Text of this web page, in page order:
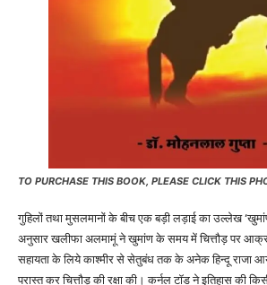
TO PURCHASE THIS BOOK, PLEASE CLICK THIS
गुहिलों तथा मुसलमानों के बीच एक बड़ी लड़ाई का उल्लेख
अनुसार खलीफा अलमामूं ने खुमांण के समय में चित्तौड़ पर
सहायता के लिये काश्मीर से सेतुबंध तक के अनेक हिन्दू राजा
परास्त कर चित्तौड़ की रक्षा की। कर्नल टॉड ने इतिहास की